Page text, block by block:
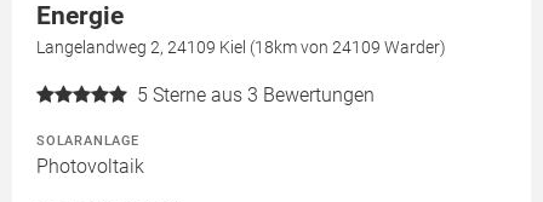
Energie
Langelandweg 2, 24109 Kiel (18km von 24109 Warder)
5 Sterne aus 3 Bewertungen
SOLARANLAGE
Photovoltaik